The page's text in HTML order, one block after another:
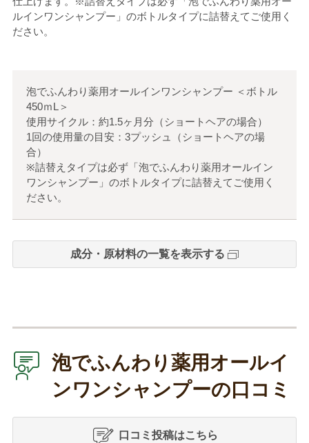
ルインワンシャンプー」のボトルタイプに詰替えてご使用く
ださい。
泡でふんわり薬用オールインワンシャンプー ＜ ボトル
450ｍL ＞
使用サイクル：約1.5ヶ月分（ショートヘアの場合）
1回の使用量の目安：3プッシュ（ショートヘアの場
合）
※詰替えタイプは必ず「泡でふんわり薬用オールイン
ワンシャンプー」のボトルタイプに詰替えてご使用く
ださい。
成分・原材料の一覧を表示する
泡でふんわり薬用オールイ
ンワンシャンプーの口コミ
口コミ投稿はこちら